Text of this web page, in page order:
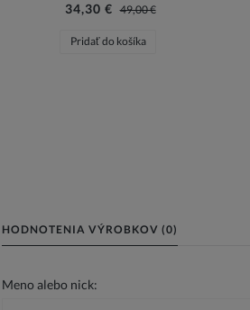
34,30 € 49,00 €
Pridať do košíka
HODNOTENIA VÝROBKOV (0)
Meno alebo nick: